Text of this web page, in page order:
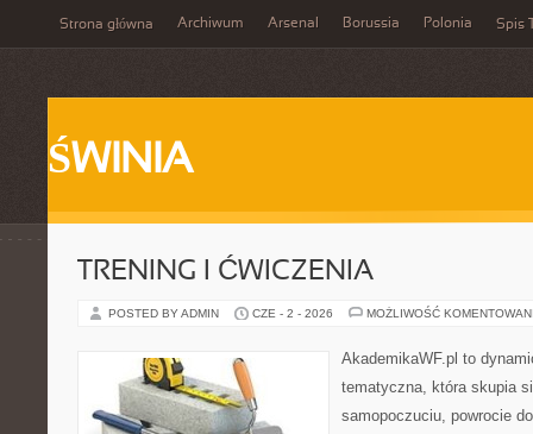
Strona główna Archiwum Arsenal Borussia Polonia Spis
ŚWINIA
TRENING I ĆWICZENIA
POSTED BY ADMIN CZE - 2 - 2026 MOŻLIWOŚĆ
AkademikaWF.pl to
tematyczna, która skupia
samopoczuciu, powrocie